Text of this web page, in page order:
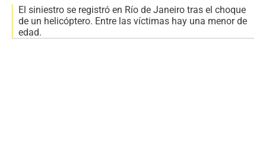
El siniestro se registró en Río de Janeiro tras el choque
de un helicóptero. Entre las víctimas hay una menor de
edad.